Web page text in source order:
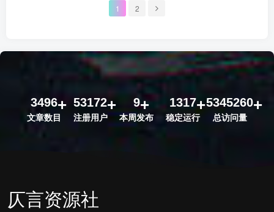
1 2
3496
文章数目
53172
注册用户
9
本周发布
1317
稳定运行
5345260
总访问量
仄言资源社